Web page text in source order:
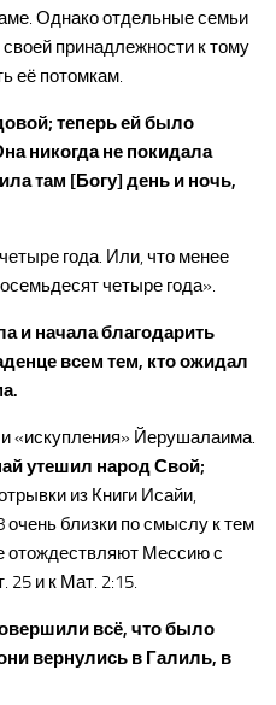
Однако отдельные семьи
принадлежности к тому
её потомкам.
теперь ей было
никогда не покидала
там [Богу] день и ночь,
года. Или, что менее
четыре года».
и начала благодарить
всем тем, кто ожидал
«искупления» Йерушалаима.
утешил народ Свой;
из Книги Исайи,
близки по смыслу к тем
отождествляют Мессию с
25 и к Мат. 2:15.
всё, что было
вернулись в Галиль, в